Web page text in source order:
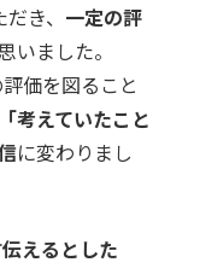
き、 一定の評
いました。
価を図ること
「考えていたこと
に変わりまし
えるとした